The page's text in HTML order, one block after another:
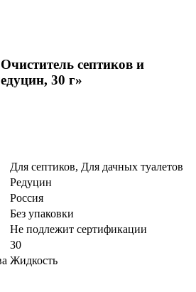
септиков и
30 г»
Для септиков, Для дачных туалетов
Редуцин
Россия
Без упаковки
Не подлежит сертификации
30
Жидкость